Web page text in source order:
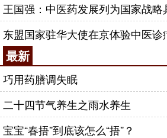
王国强：中医药发展列为国家战略
东盟国家驻华大使在京体验中医诊
最新
巧用药膳调失眠
二十四节气养生之雨水养生
宝宝“春捂”到底该怎么“捂”？